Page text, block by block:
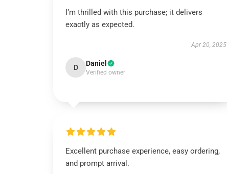
I’m thrilled with this purchase; it delivers
exactly as expected.
Apr 20, 2025
D Daniel
Verified owner
Excellent purchase experience, easy ordering,
and prompt arrival.